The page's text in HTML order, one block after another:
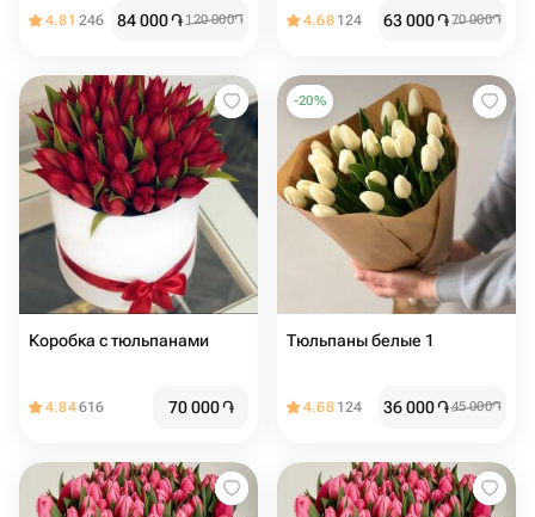
4.81 246 84 000֏ 120 000֏ 4.68 124 63 000֏70 000֏
Коробка с тюльпанами
4.84616 70 000֏
-20%
Тюльпаны белые 1
4.68 124 36 000֏45 000֏